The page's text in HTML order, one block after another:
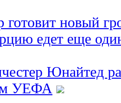
готовит новый
едет еще
Юнайтед
УЕФА